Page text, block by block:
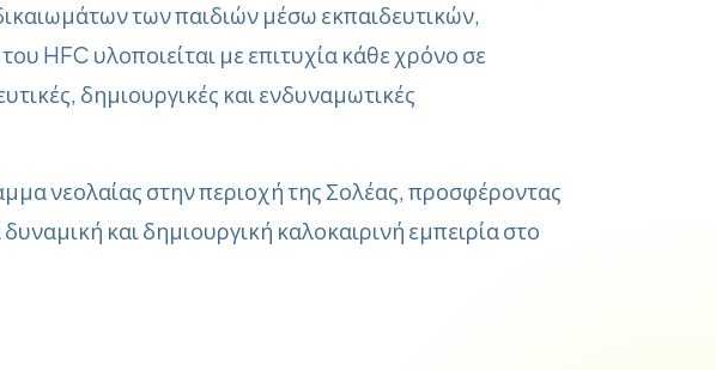
των παιδιών μέσω εκπαιδευτικών,
HFC υλοποιείται με επιτυχία κάθε χρόνο σε
δημιουργικές και ενδυναμωτικές
νεολαίας στην περιοχή της Σολέας, προσφέροντας
και δημιουργική καλοκαιρινή εμπειρία στο